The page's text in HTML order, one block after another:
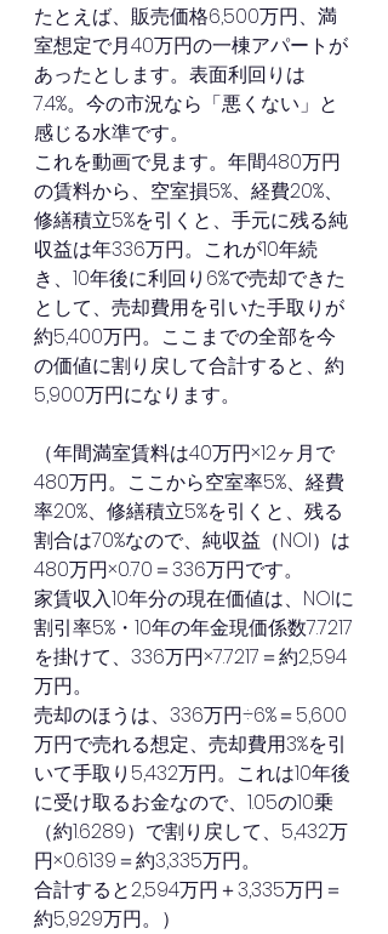
たとえば、販売価格6,500万円、満
室想定で月40万円の一棟アパートが
あったとします。表面利回りは
7.4%。今の市況なら「悪くない」と
感じる水準です。
これを動画で見ます。年間480万円
の賃料から、空室損5%、経費20%、
修繕積立5%を引くと、手元に残る純
収益は年336万円。これが10年続
き、10年後に利回り6%で売却できた
として、売却費用を引いた手取りが
約5,400万円。ここまでの全部を今
の価値に割り戻して合計すると、約
5,900万円になります。
（年間満室賃料は40万円×12ヶ月で
480万円。ここから空室率5%、経費
率20%、修繕積立5%を引くと、残る
割合は70%なので、純収益（NOI）は
480万円×0.70＝336万円です。
家賃収入10年分の現在価値は、NOIに
割引率5%・10年の年金現価係数7.7217
を掛けて、336万円×7.7217＝約2,594
万円。
売却のほうは、336万円÷6%＝5,600
万円で売れる想定、売却費用3%を引
いて手取り5,432万円。これは10年後
に受け取るお金なので、1.05の10乗
（約1.6289）で割り戻して、5,432万
円×0.6139＝約3,335万円。
合計すると2,594万円＋3,335万円＝
約5,929万円。）